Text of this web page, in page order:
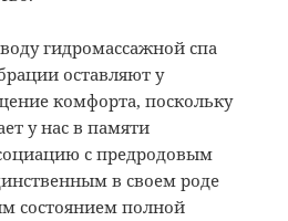
гидромассажной спа
оставляют у
комфорта, поскольку
у нас в памяти
с предродовым
в своем роде
состоянием полной